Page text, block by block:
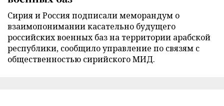
Сирия и Россия подписали меморандум о
взаимопонимании касательно будущего
российских военных баз на территории арабской
республики, сообщило управление по связям с
общественностью сирийского МИД.